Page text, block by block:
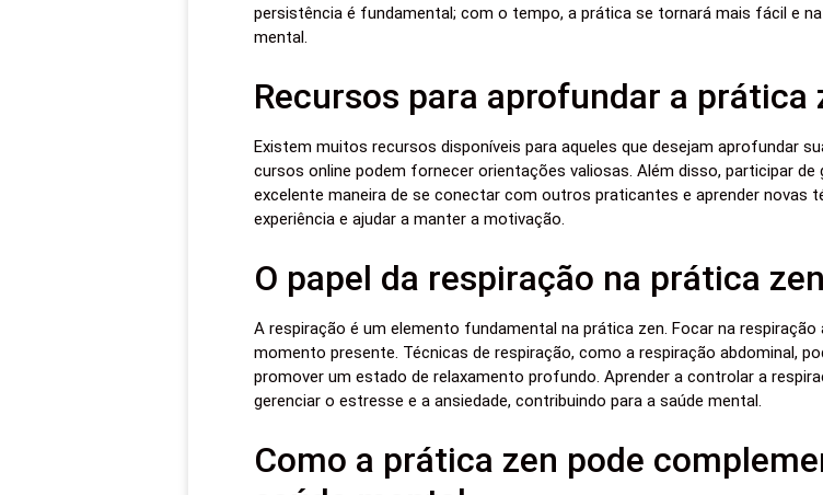
persistência é fundamental; com o tempo, a prática se tornará mais fácil e
mental.
Recursos para aprofundar a prática
Existem muitos recursos disponíveis para aqueles que desejam aprofundar
cursos online podem fornecer orientações valiosas. Além disso, participar
excelente maneira de se conectar com outros praticantes e aprender novas
experiência e ajudar a manter a motivação.
O papel da respiração na prática zen
A respiração é um elemento fundamental na prática zen. Focar na
momento presente. Técnicas de respiração, como a respiração abdominal,
promover um estado de relaxamento profundo. Aprender a controlar a
gerenciar o estresse e a ansiedade, contribuindo para a saúde mental.
Como a prática zen pode